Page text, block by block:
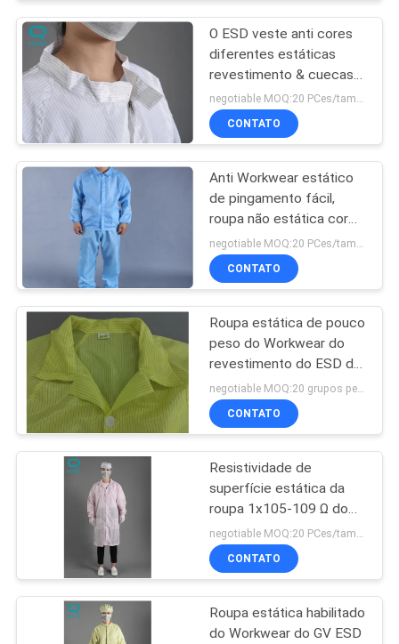
NOTÍCIA
PEÇA
UMAS
CITAÇÕES
SITE
PRIVACY
POLICY
O ESD veste anti cores
diferentes estáticas
revestimento & cuecas
dos ternos
negotiable MOQ:20 PCes/tamanho
CONTATO
Anti Workwear estático
de pingamento fácil,
roupa não estática cor
personalizada
negotiable MOQ:20 PCes/tamanho
CONTATO
Roupa estática de pouco
peso do Workwear do
revestimento do ESD do
poliéster amarelo
condutor da fibra da anti
CONTATO
Resistividade de
superfície estática da
roupa 1x105-109 Ω do
Workwear do elevado
desempenho anti
CONTATO
Roupa estática habilitado
do Workwear do GV ESD